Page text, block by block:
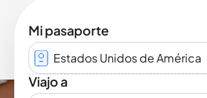
Mi pasaporte
Estados Unidos de América
Viajo a